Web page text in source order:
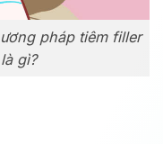
pháp tiêm filler
gì?